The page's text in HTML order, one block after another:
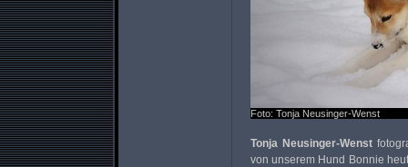
Foto: Tonja Neusinger-Wenst
Tonja Neusinger-Wenst
von unserem Hund Bonnie